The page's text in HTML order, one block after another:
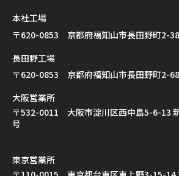
本社工場
〒620-0853 京都府福知山市長田野町2-38
長田野工場
〒620-0853 京都府福知山市長田野町2-
大阪営業所
〒532-0011 大阪市淀川区西中島5-6-13
号
東京営業所